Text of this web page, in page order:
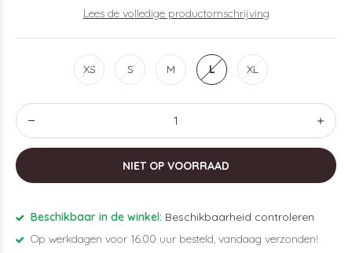
Lees de volledige productomschrijving
XS S M L XL
NIET OP VOORRAAD
Beschikbaar in de winkel: Beschikbaarheid controleren
Op werkdagen voor 16.00 uur besteld, vandaag verzonden!